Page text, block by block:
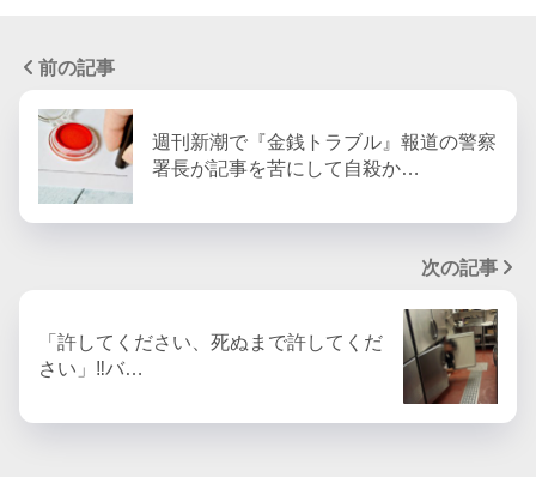
前の記事
週刊新潮で『金銭トラブル』報道の警察
署長が記事を苦にして自殺か…
次の記事
「許してください、死ぬまで許してくだ
さい」‼︎バ…